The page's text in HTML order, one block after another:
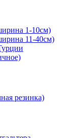
1-10см)
11-40см)
резинка)